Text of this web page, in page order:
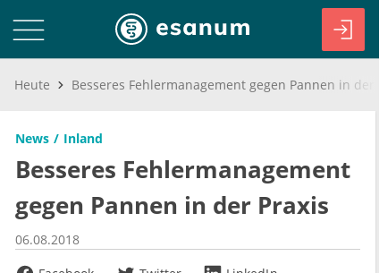
Heute
News Inland
Besseres Fehlermanagement
gegen Pannen in der Praxis
06.08.2018